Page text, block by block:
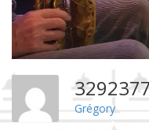
Grégory